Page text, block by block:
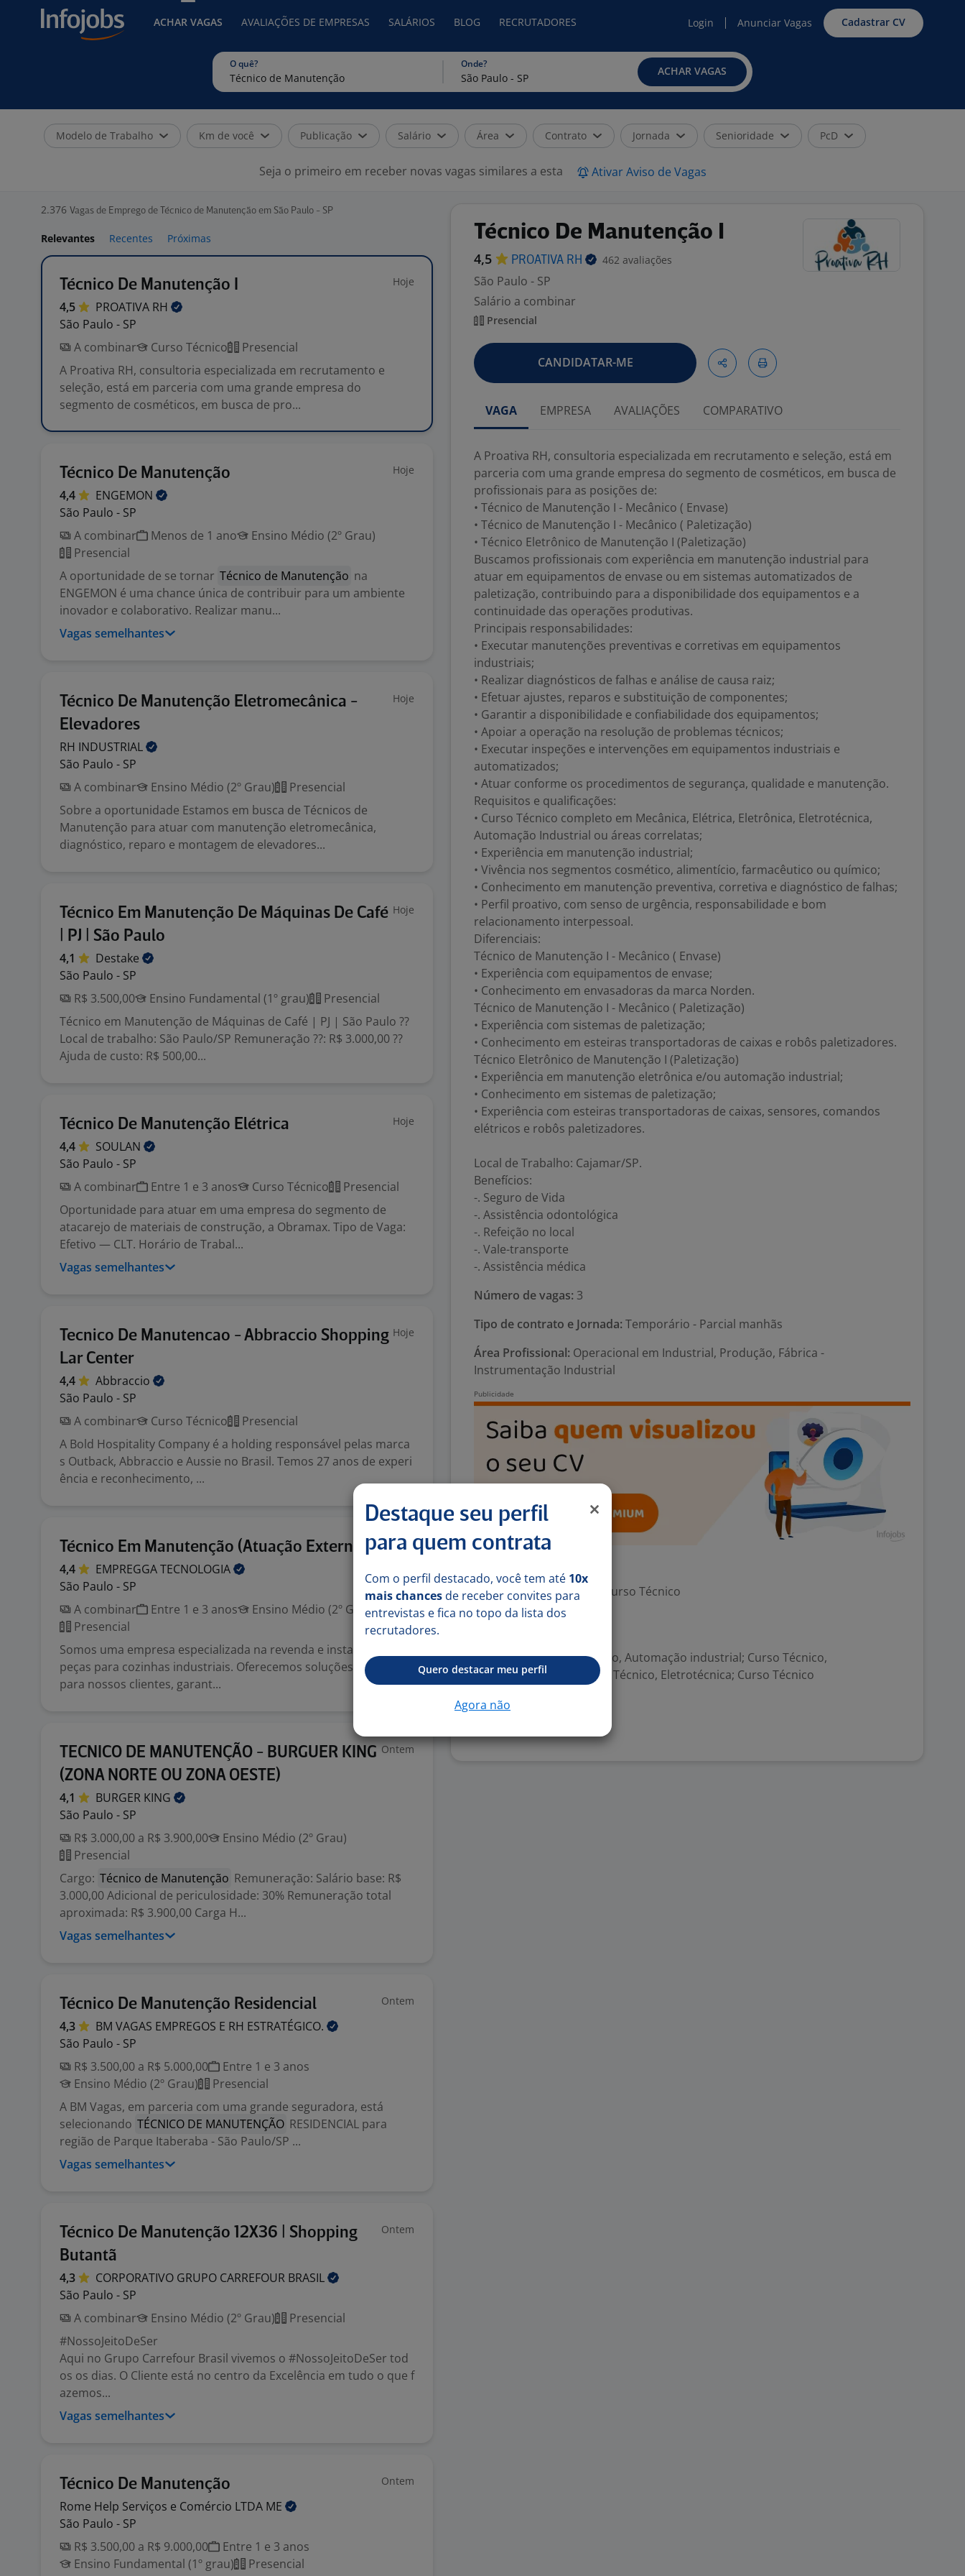
ACHAR VAGAS AVALIAÇÕES DE EMPRESAS SALÁRIOS BLOG RECRUTADORES Login Anunciar Vagas Cadastrar CV
O quê? Onde?
ACHAR VAGAS
Modelo de Trabalho Km de você Publicação Salário Área Contrato Jornada Senioridade PcD
Seja o primeiro em receber novas vagas similares a esta Ativar Aviso de Vagas
2.376 Vagas de Emprego de Técnico de Manutenção em São Paulo - SP
Relevantes Recentes Próximas
Técnico De Manutenção I Hoje
4,5 PROATIVA RH
São Paulo - SP
A combinar
Curso Técnico
Presencial
A Proativa RH, consultoria especializada em recrutamento e
seleção, está em parceria com uma grande empresa do
segmento de cosméticos, em busca de pro...
Técnico De Manutenção Hoje
4,4
ENGEMON
São Paulo - SP
A combinar
Menos de 1 ano
Ensino Médio (2º Grau)
Presencial
A oportunidade de se tornar Técnico de Manutenção na
ENGEMON é uma chance única de contribuir para um ambiente
inovador e colaborativo. Realizar manu...
Vagas semelhantes
Técnico De Manutenção Eletromecânica -
Elevadores
Hoje
RH INDUSTRIAL
São Paulo - SP
A combinar
Ensino Médio (2º Grau)
Presencial
Sobre a oportunidade Estamos em busca de Técnicos de
Manutenção para atuar com manutenção eletromecânica,
diagnóstico, reparo e montagem de elevadores...
Técnico Em Manutenção De Máquinas De Café
| PJ | São Paulo
Hoje
4,1
Destake
São Paulo - SP
R$ 3.500,00
Ensino Fundamental (1º grau)
Presencial
Técnico em Manutenção de Máquinas de Café | PJ | São Paulo ??
Local de trabalho: São Paulo/SP Remuneração ??: R$ 3.000,00 ??
Ajuda de custo: R$ 500,00...
Técnico De Manutenção Elétrica Hoje
4,4
SOULAN
São Paulo - SP
A combinar
Entre 1 e 3 anos Curso Técnico
Presencial
Oportunidade para atuar em uma empresa do segmento de
atacarejo de materiais de construção, a Obramax. Tipo de Vaga:
Efetivo — CLT. Horário de Trabal...
Vagas semelhantes
Tecnico De Manutencao - Abbraccio Shopping
Lar Center
Hoje
4,4
Abbraccio
São Paulo - SP
A combinar
Curso Técnico
Presencial
A Bold Hospitality Company é a holding responsável pelas marca
s Outback, Abbraccio e Aussie no Brasil. Temos 27 anos de experi
ência e reconhecimento, ...
Técnico Em Manutenção (Atuação Externa) Ontem
4,4 EMPREGGATECNOLOGIA
São Paulo - SP
A combinar
Entre 1 e 3 anos
Ensino Médio (2º Grau)
Presencial
Somos uma empresa especializada na revenda e instalação de
peças para cozinhas industriais. Oferecemos soluções completas
para nossos clientes, garant...
TECNICO DE MANUTENÇÃO - BURGUER KING
(ZONA NORTE OU ZONA OESTE)
Ontem
4,1 BURGER KING
São Paulo - SP
R$ 3.000,00 a R$ 3.900,00
Ensino Médio (2º Grau)
Presencial
Cargo: Técnico de Manutenção Remuneração: Salário base: R$
3.000,00 Adicional de periculosidade: 30% Remuneração total
aproximada: R$ 3.900,00 Carga H...
Vagas semelhantes
Técnico De Manutenção Residencial Ontem
4,3 BM VAGAS EMPREGOS E RH ESTRATÉGICO.
São Paulo - SP
R$ 3.500,00 a R$ 5.000,00
Entre 1 e 3 anos
Ensino Médio (2º Grau)
Presencial
A BM Vagas, em parceria com uma grande seguradora, está
selecionando TÉCNICO DE MANUTENÇÃO RESIDENCIAL para
região de Parque Itaberaba - São Paulo/SP ...
Vagas semelhantes
Técnico De Manutenção 12X36 | Shopping
Butantã
Ontem
4,3 CORPORATIVO GRUPO CARREFOUR BRASIL
São Paulo - SP
A combinar
Ensino Médio (2º Grau)
Presencial
#NossoJeitoDeSer
Aqui no Grupo Carrefour Brasil vivemos o #NossoJeitoDeSer tod
os os dias. O Cliente está no centro da Excelência em tudo o que f
azemos...
Vagas semelhantes
Técnico De Manutenção Ontem
Rome Help Serviços e Comércio LTDA ME
São Paulo - SP
R$ 3.500,00 a R$ 9.000,00
Entre 1 e 3 anos
Ensino Fundamental (1º grau)
Presencial
Técnico De Manutenção I
4,5 PROATIVA RH 462 avaliações
São Paulo - SP
Salário a combinar
Presencial
CANDIDATAR-ME
VAGA EMPRESA AVALIAÇÕES COMPARATIVO
A Proativa RH, consultoria especializada em recrutamento e seleção, está em
parceria com uma grande empresa do segmento de cosméticos, em busca de
profissionais para as posições de:
• Técnico de Manutenção I - Mecânico ( Envase)
• Técnico de Manutenção I - Mecânico ( Paletização)
• Técnico Eletrônico de Manutenção I (Paletização)
Buscamos profissionais com experiência em manutenção industrial para
atuar em equipamentos de envase ou em sistemas automatizados de
paletização, contribuindo para a disponibilidade dos equipamentos e a
continuidade das operações produtivas.
Principais responsabilidades:
• Executar manutenções preventivas e corretivas em equipamentos
industriais;
• Realizar diagnósticos de falhas e análise de causa raiz;
• Efetuar ajustes, reparos e substituição de componentes;
• Garantir a disponibilidade e confiabilidade dos equipamentos;
• Apoiar a operação na resolução de problemas técnicos;
• Executar inspeções e intervenções em equipamentos industriais e
automatizados;
• Atuar conforme os procedimentos de segurança, qualidade e manutenção.
Requisitos e qualificações:
• Curso Técnico completo em Mecânica, Elétrica, Eletrônica, Eletrotécnica,
Automação Industrial ou áreas correlatas;
• Experiência em manutenção industrial;
• Vivência nos segmentos cosmético, alimentício, farmacêutico ou químico;
• Conhecimento em manutenção preventiva, corretiva e diagnóstico de falhas;
• Perfil proativo, com senso de urgência, responsabilidade e bom
relacionamento interpessoal.
Diferenciais:
Técnico de Manutenção I - Mecânico ( Envase)
• Experiência com equipamentos de envase;
• Conhecimento em envasadoras da marca Norden.
Técnico de Manutenção I - Mecânico ( Paletização)
• Experiência com sistemas de paletização;
• Conhecimento em esteiras transportadoras de caixas e robôs paletizadores.
Técnico Eletrônico de Manutenção I (Paletização)
• Experiência em manutenção eletrônica e/ou automação industrial;
• Conhecimento em sistemas de paletização;
• Experiência com esteiras transportadoras de caixas, sensores, comandos
elétricos e robôs paletizadores.
Local de Trabalho: Cajamar/SP.
Benefícios:
-. Seguro de Vida
-. Assistência odontológica
-. Refeição no local
-. Vale-transporte
-. Assistência médica
Número de vagas: 3
Tipo de contrato e Jornada: Temporário - Parcial manhãs
Área Profissional: Operacional em Industrial, Produção, Fábrica -
Instrumentação Industrial
Escolaridade Mínima: Curso Técnico
Mecânica; Curso Técnico, Automação industrial; Curso Técnico,
Eletroeletrônica; Curso Técnico, Eletrotécnica; Curso Técnico
Denunciar vaga
Destaque seu perfil
para quem contrata
Com o perfil destacado, você tem até 10x
mais chances de receber convites para
entrevistas e fica no topo da lista dos
recrutadores.
Quero destacar meu perfil
Agora não